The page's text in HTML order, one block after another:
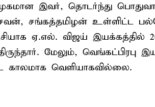
இவர், தொடர்ந்து
சங்கத்தமிழன் உள்ளிட்ட
ஏ.எல். விஜய் இயக்கத்தில்
மேலும்,
காலமாக வெளியாகவில்லை.